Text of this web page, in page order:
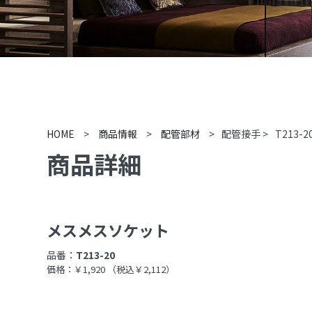
HOME > 商品情報 > 配管部材 > 配管接手 > T213-
商品詳細
メスメスソケット
品番： T213-20
価格：￥1,920 （税込￥2,112）